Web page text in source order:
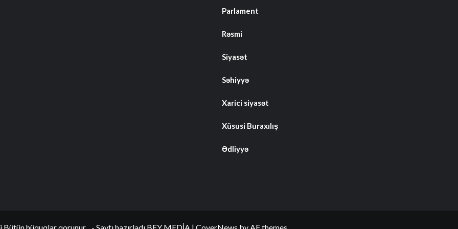
Parlament
Rəsmi
Siyasət
Səhiyyə
Xarici siyasət
Xüsusi Buraxılış
Ədliyyə